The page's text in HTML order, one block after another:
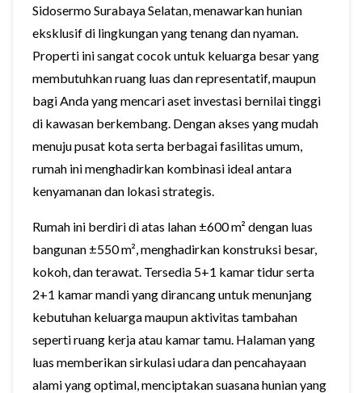
Sidosermo Surabaya Selatan, menawarkan hunian
eksklusif di lingkungan yang tenang dan nyaman.
Properti ini sangat cocok untuk keluarga besar yang
membutuhkan ruang luas dan representatif, maupun
bagi Anda yang mencari aset investasi bernilai tinggi
di kawasan berkembang. Dengan akses yang mudah
menuju pusat kota serta berbagai fasilitas umum,
rumah ini menghadirkan kombinasi ideal antara
kenyamanan dan lokasi strategis.
Rumah ini berdiri di atas lahan ±600 m² dengan luas
bangunan ±550 m², menghadirkan konstruksi besar,
kokoh, dan terawat. Tersedia 5+1 kamar tidur serta
2+1 kamar mandi yang dirancang untuk menunjang
kebutuhan keluarga maupun aktivitas tambahan
seperti ruang kerja atau kamar tamu. Halaman yang
luas memberikan sirkulasi udara dan pencahayaan
alami yang optimal, menciptakan suasana hunian yang